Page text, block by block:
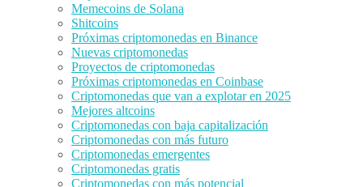
Memecoins de Solana
Shitcoins
Próximas criptomonedas en Binance
Nuevas criptomonedas
Proyectos de criptomonedas
Próximas criptomonedas en Coinbase
Criptomonedas que van a explotar en 2025
Mejores altcoins
Criptomonedas con baja capitalización
Criptomonedas con más futuro
Criptomonedas emergentes
Criptomonedas gratis
Criptomonedas con más potencial